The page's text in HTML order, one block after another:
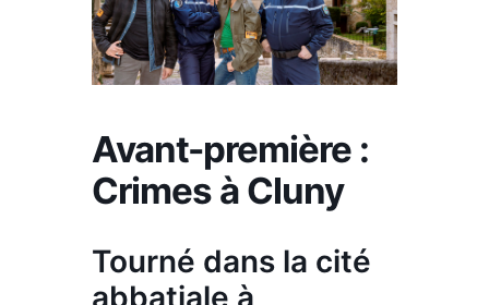
Avant-première :
Crimes à Cluny
Tourné dans la cité
abbatiale à